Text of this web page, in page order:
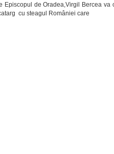
Episcopul de Oradea,Virgil Bercea va
cu steagul României care